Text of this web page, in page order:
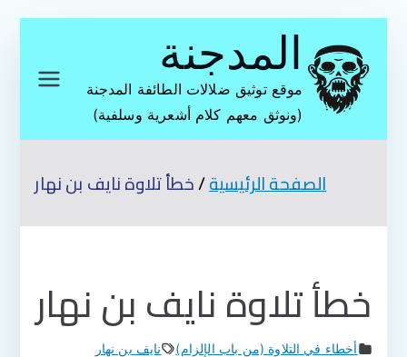
المحتوى
المدجنة
موقع توثيق ضلالات الطائفة المدجنة
(ونوثق معهم كلام أشعرية وسلفية)
الصفحة الرئيسية خطأ تلاوة نايف بن نهار
خطأ تلاوة نايف بن نهار
أخطاء في التلاوة (من باب الإلزام) نايف بن نهار